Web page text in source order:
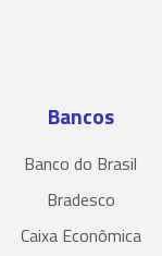
Bancos
Banco do Brasil
Bradesco
Caixa Econômica